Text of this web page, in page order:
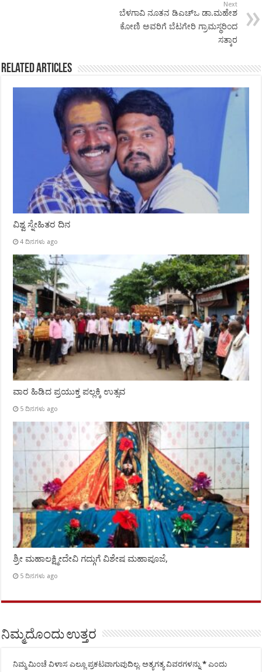
Next
ಬೆಳಗಾವಿ ನೂತನ ಡಿಎಚ್‍ಒ ಡಾ.ಮಹೇಶ
ಕೋಣಿ ಅವರಿಗೆ ಬೆಟಗೇರಿ ಗ್ರಾಮಸ್ಥರಿಂದ
ಸತ್ಕಾರ
Related Articles
ವಿಶ್ವ ಸ್ನೇಹಿತರ ದಿನ
4 ದಿನಗಳು ago
ವಾರ ಹಿಡಿದ ಪ್ರಯುಕ್ತ ಪಲ್ಲಕ್ಕಿ ಉತ್ಸವ
5 ದಿನಗಳು ago
ಶ್ರೀ ಮಹಾಲಕ್ಷ್ಮೀದೇವಿ ಗದ್ಗುಗೆ ವಿಶೇಷ ಮಹಾಪೂಜೆ,
5 ದಿನಗಳು ago
ನಿಮ್ಮದೊಂದು ಉತ್ತರ
ನಿಮ್ಮ ಮಿಂಚೆ ವಿಳಾಸ ಎಲ್ಲೂ ಪ್ರಕಟವಾಗುವುದಿಲ್ಲ. ಅತ್ಯಗತ್ಯ ವಿವರಗಳನ್ನು* ಎಂದು